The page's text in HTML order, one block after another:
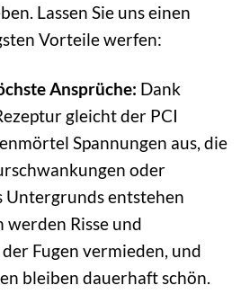
Lassen Sie uns einen
Vorteile werfen:
Ansprüche: Dank
gleicht der PCI
Spannungen aus, die
oder
Untergrunds entstehen
werden Risse und
Fugen vermieden, und
bleiben dauerhaft schön.